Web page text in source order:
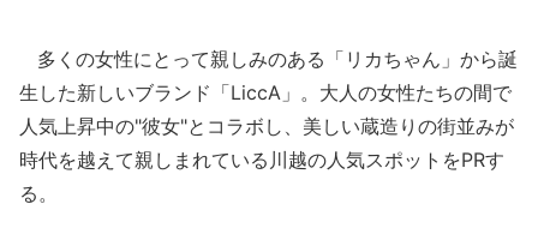
多くの女性にとって親しみのある「リカちゃん」から誕
生した新しいブランド「LiccA」。大人の女性たちの間で
人気上昇中の"彼女"とコラボし、美しい蔵造りの街並みが
時代を越えて親しまれている川越の人気スポットをPRす
る。